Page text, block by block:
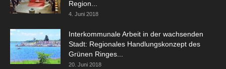
Region...
4. Juni 2018
Interkommunale Arbeit in der wachsenden
Stadt: Regionales Handlungskonzept des
Grünen Ringes...
20. Juni 2018